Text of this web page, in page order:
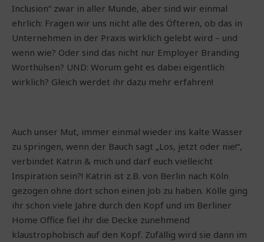
Inclusion“ zwar in aller Munde, aber sind wir einmal
ehrlich: Fragen wir uns nicht alle des Öfteren, ob das in
Unternehmen in der Praxis wirklich gelebt wird – und
wenn wie? Oder sind das nicht nur Employer Branding
Worthülsen? UND: Worum geht es dabei eigentlich
wirklich? Gleich werdet ihr dazu mehr erfahren!
Auch unser Mut, immer einmal wieder ins kalte Wasser
zu springen, wenn der Bauch sagt „Los, jetzt oder nie!“,
verbindet Katrin & mich und darf euch vielleicht
Inspiration sein?! Katrin ist z.B. von Berlin nach Köln
gezogen ohne dort schon einen Job zu haben. Kölle ging
ihr schon viele Jahre durch den Kopf und im Berliner
Home Office fiel ihr die Decke zunehmend
klaustrophobisch auf den Kopf. Zufällig wird sie dann im